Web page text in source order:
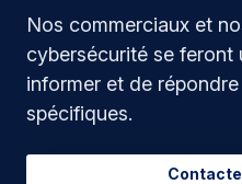
Nos commerciaux et
cybersécurité se feront
informer et de
spécifiques.